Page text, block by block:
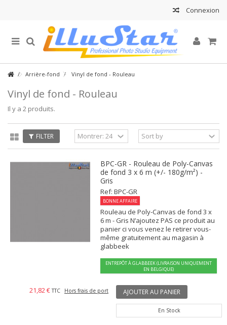
Connexion
Arrière-fond Vinyl de fond - Rouleau
Vinyl de fond - Rouleau
Il y a 2 produits.
FILTER
BPC-GR - Rouleau de Poly-Canvas
de fond 3 x 6 m (+/- 180g/m²) -
Gris
Ref: BPC-GR
BONNE AFFAIRE
Rouleau de Poly-Canvas de fond 3 x
6 m - Gris N’ajoutez PAS ce produit au
panier ci vous venez le retirer vous-
même gratuitement au magasin à
glabbeek
ENTREPÔT À GLABBEEK (LIVRAISON UNIQUEMENT
EN BELGIQUE)
21,82 € TTC Hors frais de port AJOUTER AU PANIER
En Stock